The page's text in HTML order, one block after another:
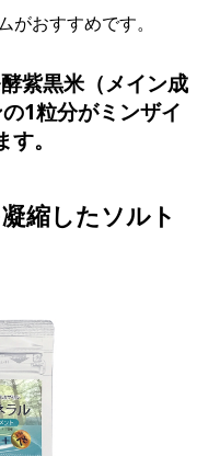
おすすめです。
紫黒米（メイン成
1粒分がミンザイ
。
縮したソルト